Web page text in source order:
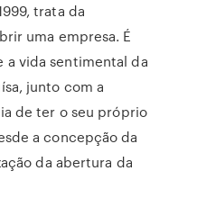
trata da
uma empresa. É
a vida sentimental da
junto com a
de ter o seu próprio
a concepção da
da abertura da